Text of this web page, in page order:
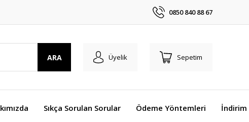
0850 840 88 67
ARA Üyelik Sepetim
Sıkça Sorulan Sorular Ödeme Yöntemleri İndirim